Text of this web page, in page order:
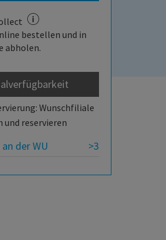
bestellen und in
abholen.
Wunschfiliale
und reservieren
>3
der WU